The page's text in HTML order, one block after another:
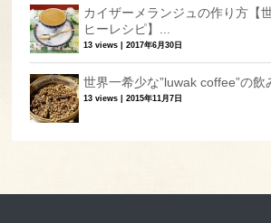
カイザーメランジュの作り方【
ヒーレシピ】...
13 views |2017年6月30日
世界一希少な”luwak coffee”の飲
13 views |2015年11月7日